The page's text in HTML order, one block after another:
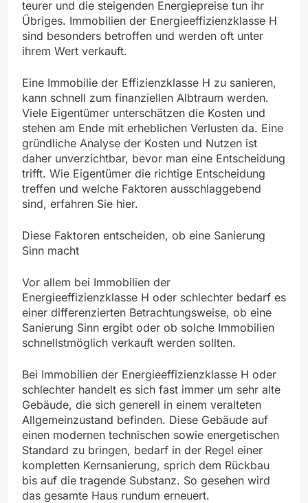
teurer und die steigenden Energiepreise tun ihr
Übriges. Immobilien der Energieeffizienzklasse H
sind besonders betroffen und werden oft unter
ihrem Wert verkauft.
Eine Immobilie der Effizienzklasse H zu sanieren,
kann schnell zum finanziellen Albtraum werden.
Viele Eigentümer unterschätzen die Kosten und
stehen am Ende mit erheblichen Verlusten da. Eine
gründliche Analyse der Kosten und Nutzen ist
daher unverzichtbar, bevor man eine Entscheidung
trifft. Wie Eigentümer die richtige Entscheidung
treffen und welche Faktoren ausschlaggebend
sind, erfahren Sie hier.
Diese Faktoren entscheiden, ob eine Sanierung
Sinn macht
Vor allem bei Immobilien der
Energieeffizienzklasse H oder schlechter bedarf es
einer differenzierten Betrachtungsweise, ob eine
Sanierung Sinn ergibt oder ob solche Immobilien
schnellstmöglich verkauft werden sollten.
Bei Immobilien der Energieeffizienzklasse H oder
schlechter handelt es sich fast immer um sehr alte
Gebäude, die sich generell in einem veralteten
Allgemeinzustand befinden. Diese Gebäude auf
einen modernen technischen sowie energetischen
Standard zu bringen, bedarf in der Regel einer
kompletten Kernsanierung, sprich dem Rückbau
bis auf die tragende Substanz. So gesehen wird
das gesamte Haus rundum erneuert.